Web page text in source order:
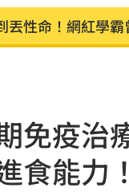
丟性命！網紅學
凍結監院 黃帝穎
！Gemini
休金可望調升！調
免疫治
食能力！